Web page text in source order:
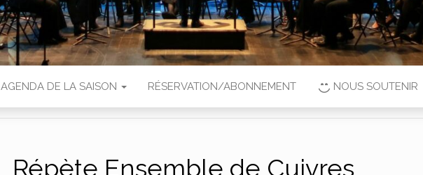
AGENDA DE LA SAISON RÉSERVATION/ABONNEMENT NOUS SOUTENIR
Répète Ensemble de Cuivres